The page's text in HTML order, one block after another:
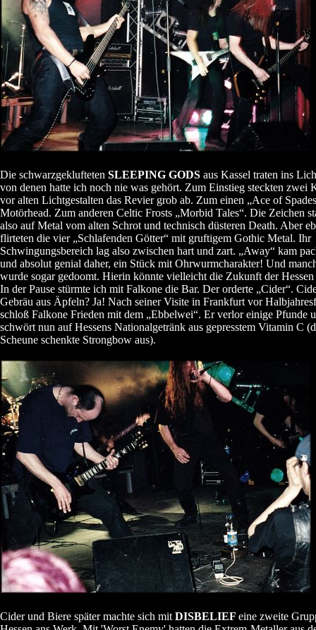
Die schwarzgeklufteten SLEEPING GODS aus Kassel traten ins
von denen hatte ich noch nie was gehört. Zum Einstieg steckten zwei
vor alten Lichtgestalten das Revier grob ab. Zum einen „Ace of
Motörhead. Zum anderen Celtic Frosts „Morbid Tales“. Die Zeichen
also auf Metal vom alten Schrot und technisch düsteren Death. Aber
flirteten die vier „Schlafenden Götter“ mit gruftigem Gothic Metal. Ihr
Schwingungsbereich lag also zwischen hart und zart. „Away“ kam
und absolut genial daher, ein Stück mit Ohrwurmcharakter! Und
wurde sogar gedoomt. Hierin könnte vielleicht die Zukunft der
In der Pause stürmte ich mit Falkone die Bar. Der orderte „Cider“.
Gebräu aus Äpfeln? Ja! Nach seiner Visite in Frankfurt vor
schloß Falkone Frieden mit dem „Ebbelwei“. Er verlor einige Pfunde
schwört nun auf Hessens Nationalgetränk aus gepresstem Vitamin C
Scheune schenkte Strongbow aus).
Cider und Biere später machte sich mit DISBELIEF eine zweite